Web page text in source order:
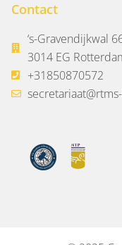
Contact
‘s-Gravendijkwal
3014 EG
+31850870572